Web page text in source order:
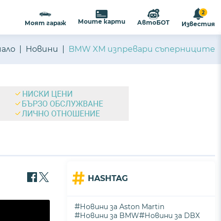
Моят гараж Моите карти АвтоБОТ
2
Известия
Новини BMW XM изпревари съперниците
# HASHTAG
#Новини за Aston Martin
#Новини за BMW#Новини за DBX